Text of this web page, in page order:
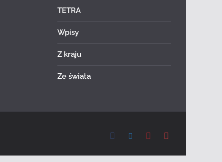
TETRA
Wpisy
Z kraju
Ze świata